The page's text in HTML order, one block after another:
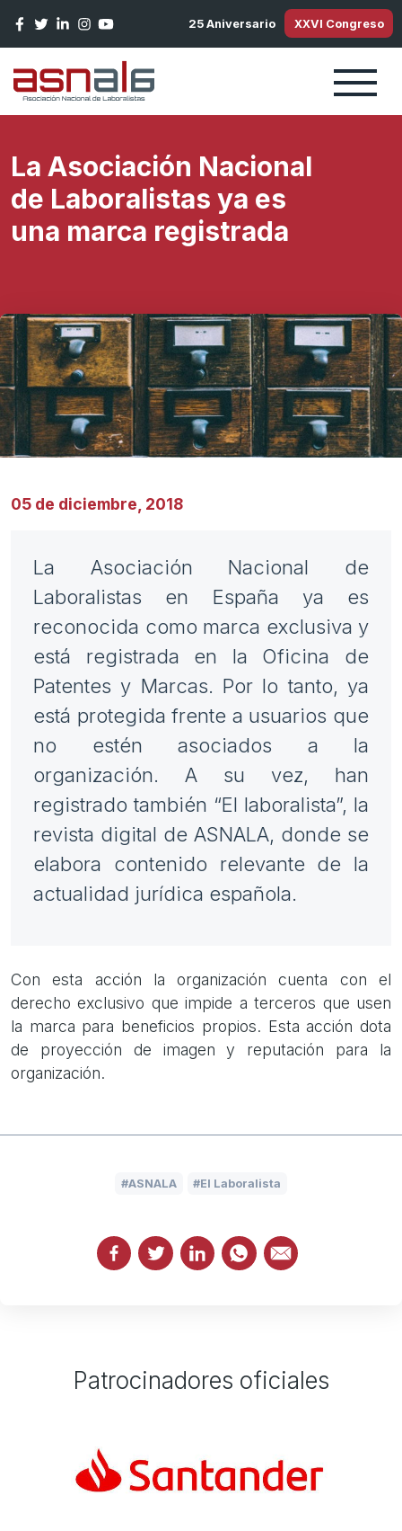
25 Aniversario XXVI Congreso
La Asociación Nacional
de Laboralistas ya es
una marca registrada
05 de diciembre, 2018
La Asociación Nacional de
Laboralistas en España ya es
reconocida como marca exclusiva y
está registrada en la Oficina de
Patentes y Marcas. Por lo tanto, ya
está protegida frente a usuarios que
no estén asociados a la
organización. A su vez, han
registrado también “El laboralista”, la
revista digital de ASNALA, donde se
elabora contenido relevante de la
actualidad jurídica española.
Con esta acción la organización cuenta con el
derecho exclusivo que impide a terceros que usen
la marca para beneficios propios. Esta acción dota
de proyección de imagen y reputación para la
organización.
ASNALA El Laboralista
Patrocinadores oficiales